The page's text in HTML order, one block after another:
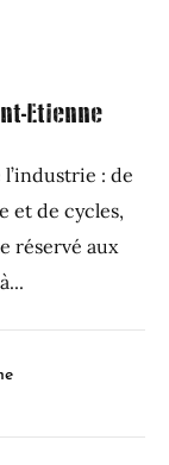
Etienne
: de
et de cycles,
réservé aux